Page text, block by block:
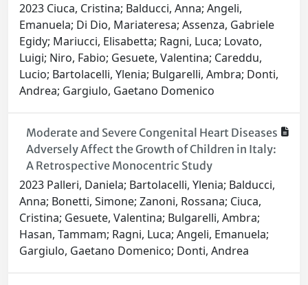
2023 Ciuca, Cristina; Balducci, Anna; Angeli,
Emanuela; Di Dio, Mariateresa; Assenza, Gabriele
Egidy; Mariucci, Elisabetta; Ragni, Luca; Lovato,
Luigi; Niro, Fabio; Gesuete, Valentina; Careddu,
Lucio; Bartolacelli, Ylenia; Bulgarelli, Ambra; Donti,
Andrea; Gargiulo, Gaetano Domenico
Moderate and Severe Congenital Heart Diseases
Adversely Affect the Growth of Children in Italy:
A Retrospective Monocentric Study
2023 Palleri, Daniela; Bartolacelli, Ylenia; Balducci,
Anna; Bonetti, Simone; Zanoni, Rossana; Ciuca,
Cristina; Gesuete, Valentina; Bulgarelli, Ambra;
Hasan, Tammam; Ragni, Luca; Angeli, Emanuela;
Gargiulo, Gaetano Domenico; Donti, Andrea